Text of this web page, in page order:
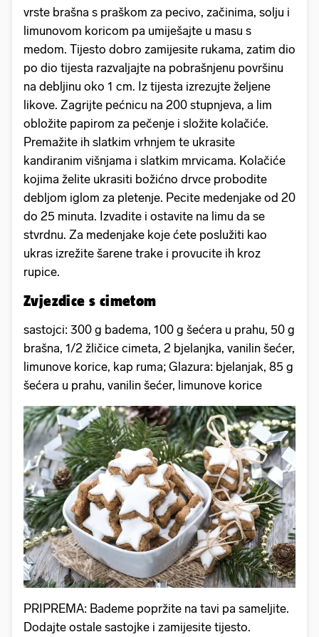
vrste brašna s praškom za pecivo, začinima, solju i
limunovom koricom pa umiješajte u masu s
medom. Tijesto dobro zamijesite rukama, zatim dio
po dio tijesta razvaljajte na pobrašnjenu površinu
na debljinu oko 1 cm. Iz tijesta izrezujte željene
likove. Zagrijte pećnicu na 200 stupnjeva, a lim
obložite papirom za pečenje i složite kolačiće.
Premažite ih slatkim vrhnjem te ukrasite
kandiranim višnjama i slatkim mrvicama. Kolačiće
kojima želite ukrasiti božićno drvce probodite
debljom iglom za pletenje. Pecite medenjake od 20
do 25 minuta. Izvadite i ostavite na limu da se
stvrdnu. Za medenjake koje ćete poslužiti kao
ukras izrežite šarene trake i provucite ih kroz
rupice.
Zvjezdice s cimetom
sastojci: 300 g badema, 100 g šećera u prahu, 50 g
brašna, 1/2 žličice cimeta, 2 bjelanjka, vanilin šećer,
limunove korice, kap ruma; Glazura: bjelanjak, 85 g
šećera u prahu, vanilin šećer, limunove korice
PRIPREMA: Bademe popržite na tavi pa sameljite.
Dodajte ostale sastojke i zamijesite tijesto.